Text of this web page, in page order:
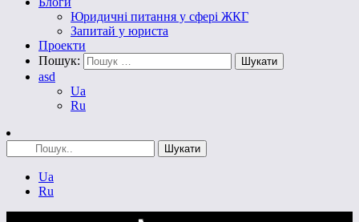
Юридичні питання у сфері ЖКГ
Запитай у юриста
Проекти
Пошук:
asd
Ua
Ru
Ua
Ru